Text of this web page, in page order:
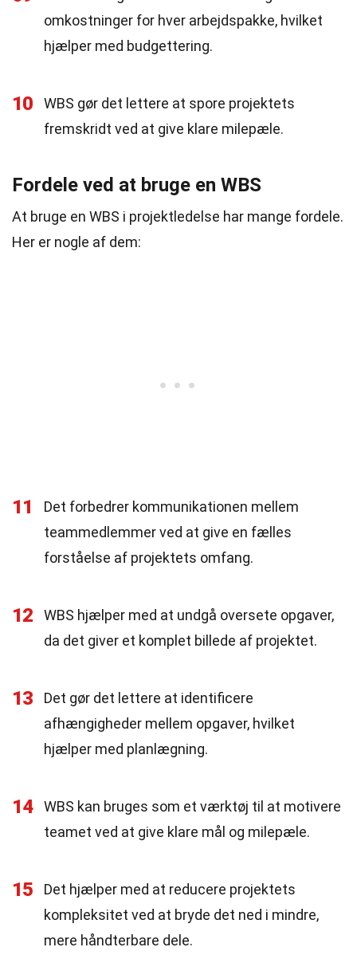
omkostninger for hver arbejdspakke, hvilket
hjælper med budgettering.
10
WBS gør det lettere at spore projektets
fremskridt ved at give klare milepæle.
Fordele ved at bruge en WBS
At bruge en WBS i projektledelse har mange fordele.
Her er nogle af dem:
11
Det forbedrer kommunikationen mellem
teammedlemmer ved at give en fælles
forståelse af projektets omfang.
12
WBS hjælper med at undgå oversete opgaver,
da det giver et komplet billede af projektet.
13
Det gør det lettere at identificere
afhængigheder mellem opgaver, hvilket
hjælper med planlægning.
14
WBS kan bruges som et værktøj til at motivere
teamet ved at give klare mål og milepæle.
15
Det hjælper med at reducere projektets
kompleksitet ved at bryde det ned i mindre,
mere håndterbare dele.